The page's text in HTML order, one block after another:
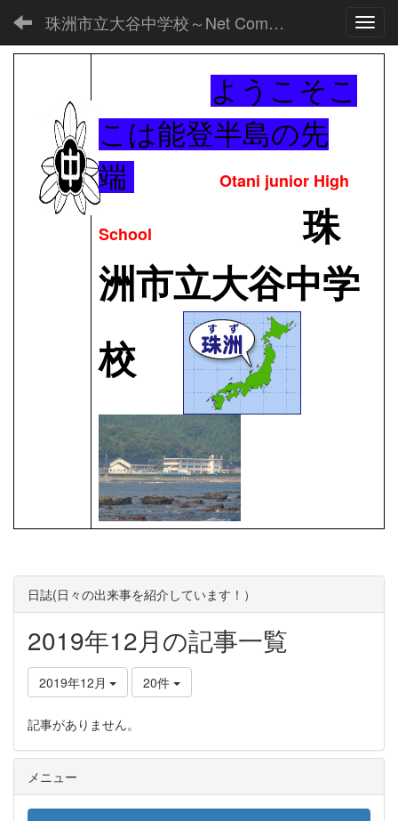
珠洲市立大谷中学校～Net Commons～
ようこそこ
こは能登半島の先
端
Otani junior High
School
珠
洲市立大谷中学
校
日誌(日々の出来事を紹介しています！）
2019年12月の記事一覧
2019年12月 20件
記事がありません。
メニュー